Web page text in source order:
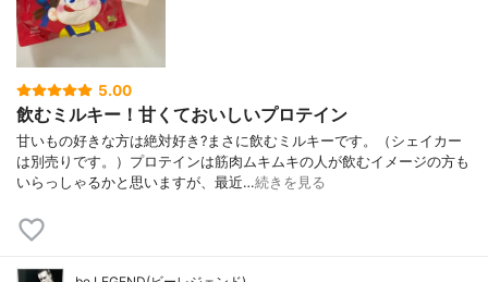
5.00
飲むミルキー！甘くておいしいプロテイン
甘いもの好きな方は絶対好き?まさに飲むミルキーです。（シェイカー
は別売りです。）プロテインは筋肉ムキムキの人が飲むイメージの方も
いらっしゃるかと思いますが、最近…続きを見る